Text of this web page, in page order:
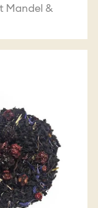
Mandel &